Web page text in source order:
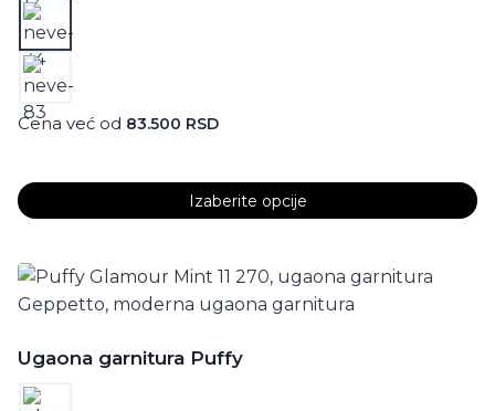
Cena već od 83.500 RSD
Izaberite opcije
proizvod
ima
više
Opcije
mogu
Ugaona garnitura Puffy